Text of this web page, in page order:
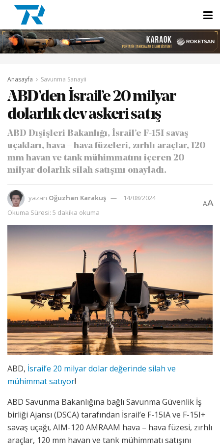
Anasayfa Savunma Sanayii
ABD’den İsrail’e 20 milyar
dolarlık dev askeri satış
ABD Dışişleri Bakanlığı, İsrail’e F-15I savaş
uçakları, hava – hava füzeleri, zırhlı araçlar, 120
mm havan ve tank mühimmatını içeren 20
milyar dolarlık silah satışını onayladı.
yazan Oğuzhan Karakuş
14/08/2024
Okuma Süresi: 5 dakika okuma
AA
ABD, İsrail’e 20 milyar dolar değerinde silah ve
mühimmat satıyor!
ABD Savunma Bakanlığına bağlı Savunma Güvenlik İş
birliği Ajansı (DSCA) tarafından İsrail’e F-15IA ve F-15I+
savaş uçağı, AIM-120 AMRAAM hava – hava füzesi, zırhlı
araçlar, 120 mm havan ve tank mühimmatı satışını